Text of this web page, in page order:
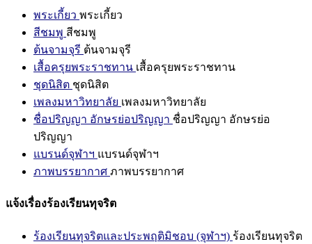
พระเกี้ยว พระเกี้ยว
สีชมพู สีชมพู
ต้นจามจุรี ต้นจามจุรี
เสื้อครุยพระราชทาน เสื้อครุยพระราชทาน
ชุดนิสิต ชุดนิสิต
เพลงมหาวิทยาลัย เพลงมหาวิทยาลัย
ชื่อปริญญา อักษรย่อปริญญา ชื่อปริญญา อักษรย่อ
ปริญญา
แบรนด์จุฬาฯ แบรนด์จุฬาฯ
ภาพบรรยากาศ ภาพบรรยากาศ
แจ้งเรื่องร้องเรียนทุจริต
ร้องเรียนทุจริตและประพฤติมิชอบ (จุฬาฯ) ร้องเรียนทุจริต